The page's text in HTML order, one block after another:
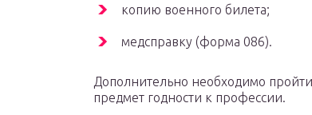
копию военного билета;
медсправку (форма 086).
Дополнительно необходимо
предмет годности к профессии.